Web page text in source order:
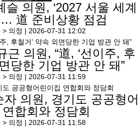
슬 의원, ‘2027 서울 세계
… 道 준비상황 점검
> 의정 | 2026-07-31 12:02
근 의원, “道, ‘선이주, 후
당한 기업 방관 안 돼”
> 의정 | 2026-07-31 11:59
자 의원, 경기도 공공형어
합회와 정담회
> 의정 | 2026-07-31 11:58